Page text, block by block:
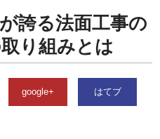
誇る法面工事の
り組みとは
google+ はてブ